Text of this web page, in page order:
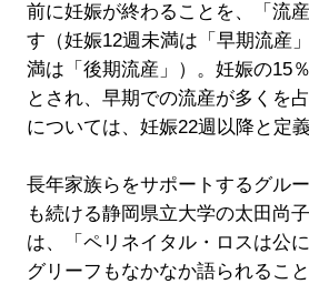
前に妊娠が終わることを、「流
す（妊娠12週未満は「早期流産
満は「後期流産」）。妊娠の15
とされ、早期での流産が多くを
については、妊娠22週以降と定
長年家族らをサポートするグル
も続ける静岡県立大学の太田尚
は、「ペリネイタル・ロスは公
グリーフもなかなか語られるこ